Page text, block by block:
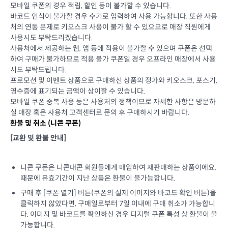
모바일 쿠폰의 경우 적립, 할인 등이 불가할 수 있습니다.
바코드 인식이 불가할 경우 수기로 입력하여 사용 가능합니다. 또한 사용
처의 연동 문제로 키오스크 사용이 불가 할 수 있으므로 매장 직원에게
사용시도 부탁드리겠습니다.
사용처에서 제공하는 웹, 앱 등에 적용이 불가할 수 있으며 쿠폰은 선택
하여 구매가 불가하므로 적용 불가 쿠폰일 경우 오프라인 매장에서 사용
시도 부탁드립니다.
프로모션 및 이벤트 상품으로 구매하신 상품의 정가와 키오스크, 포스기,
영수증에 표기되는 금액이 상이할 수 있습니다.
모바일 쿠폰 중복 사용 등은 사용처의 정책이므로 자세한 사항은 방문하
실 매장 혹은 사용처 고객센터로 문의 후 구매하시기 바랍니다.
환불 및 취소 (니콘 쿠폰)
[교환 및 환불 안내]
니콘 쿠폰은 니콘내콘 회원들에게 매입하여 재판매하는 상품이에요.
때문에 유효기간이 지난 상품은 환불이 불가능합니다.
구매 후 [쿠폰 열기] 버튼(쿠폰의 실제 이미지와 바코드 확인 버튼)을
클릭하지 않았다면, 구매일로부터 7일 이내에 구매 취소가 가능합니
다. 이미지 및 바코드를 확인하신 경우 디지털 쿠폰 특성 상 환불이 불
가능합니다.